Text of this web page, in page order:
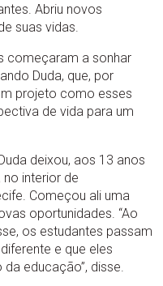
Abriu novos
suas vidas.
começaram a sonhar
Duda, que, por
projeto como esses
de vida para um
deixou, aos 13 anos
no interior de
Começou ali uma
oportunidades. “Ao
os estudantes passam
e que eles
educação”, disse.